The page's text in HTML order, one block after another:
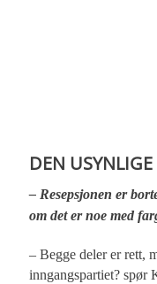
DEN
– Resepsjonen er
om det er noe med
– Begge deler er rett,
inngangspartiet? spør